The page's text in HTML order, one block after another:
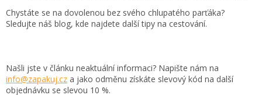
Chystáte se na dovolenou bez svého chlupatého parťáka?
Sledujte náš blog, kde najdete další tipy na cestování.
Našli jste v článku neaktuální informaci? Napište nám na
info@zapakuj.cz a jako odměnu získáte slevový kód na další
objednávku se slevou 10 %.